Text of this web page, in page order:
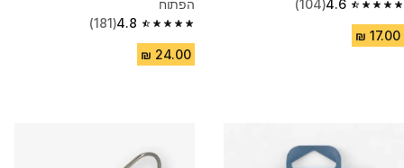
4.6
4.6 out of 5 stars from 104 reviews
(104)
הפתוח
4.8
4.8 out of 5 stars from 181 reviews
(181)